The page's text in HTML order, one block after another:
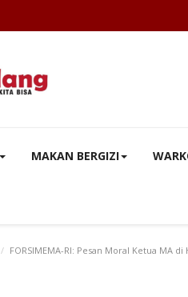
MAKAN BERGIZI
FORSIMEMA-RI: Pesan Moral Ketua MA